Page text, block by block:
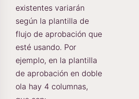
existentes variarán
según la plantilla de
flujo de aprobación que
esté usando. Por
ejemplo, en la plantilla
de aprobación en doble
ola hay 4 columnas,